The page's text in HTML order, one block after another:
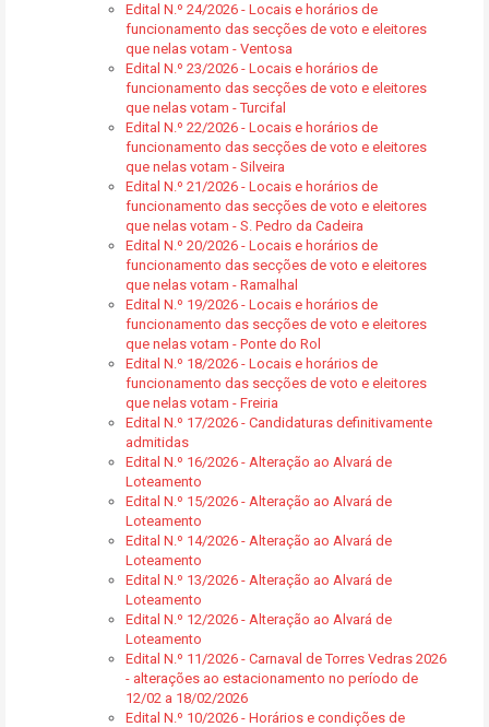
Edital N.º 24/2026 - Locais e horários de
funcionamento das secções de voto e eleitores
que nelas votam - Ventosa
Edital N.º 23/2026 - Locais e horários de
funcionamento das secções de voto e eleitores
que nelas votam - Turcifal
Edital N.º 22/2026 - Locais e horários de
funcionamento das secções de voto e eleitores
que nelas votam - Silveira
Edital N.º 21/2026 - Locais e horários de
funcionamento das secções de voto e eleitores
que nelas votam - S. Pedro da Cadeira
Edital N.º 20/2026 - Locais e horários de
funcionamento das secções de voto e eleitores
que nelas votam - Ramalhal
Edital N.º 19/2026 - Locais e horários de
funcionamento das secções de voto e eleitores
que nelas votam - Ponte do Rol
Edital N.º 18/2026 - Locais e horários de
funcionamento das secções de voto e eleitores
que nelas votam - Freiria
Edital N.º 17/2026 - Candidaturas definitivamente
admitidas
Edital N.º 16/2026 - Alteração ao Alvará de
Loteamento
Edital N.º 15/2026 - Alteração ao Alvará de
Loteamento
Edital N.º 14/2026 - Alteração ao Alvará de
Loteamento
Edital N.º 13/2026 - Alteração ao Alvará de
Loteamento
Edital N.º 12/2026 - Alteração ao Alvará de
Loteamento
Edital N.º 11/2026 - Carnaval de Torres Vedras 2026
- alterações ao estacionamento no período de
12/02 a 18/02/2026
Edital N.º 10/2026 - Horários e condições de